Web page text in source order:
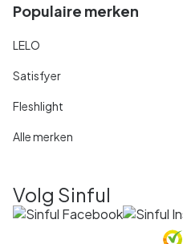
Populaire merken
LELO
Satisfyer
Fleshlight
Alle merken
Volg Sinful